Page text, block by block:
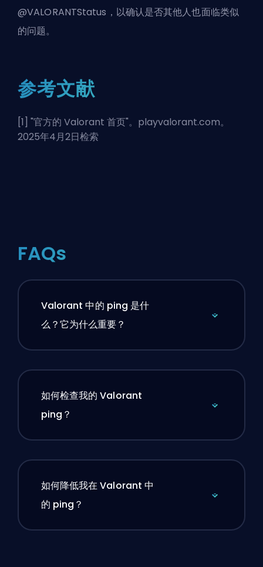
@VALORANTStatus，以确认是否其他人也面临类似
的问题。
参考文献
[1] "官方的 Valorant 首页"。playvalorant.com。
2025年4月2日检索
FAQs
Valorant 中的 ping 是什
么？它为什么重要？
如何检查我的 Valorant
ping？
如何降低我在 Valorant 中
的 ping？